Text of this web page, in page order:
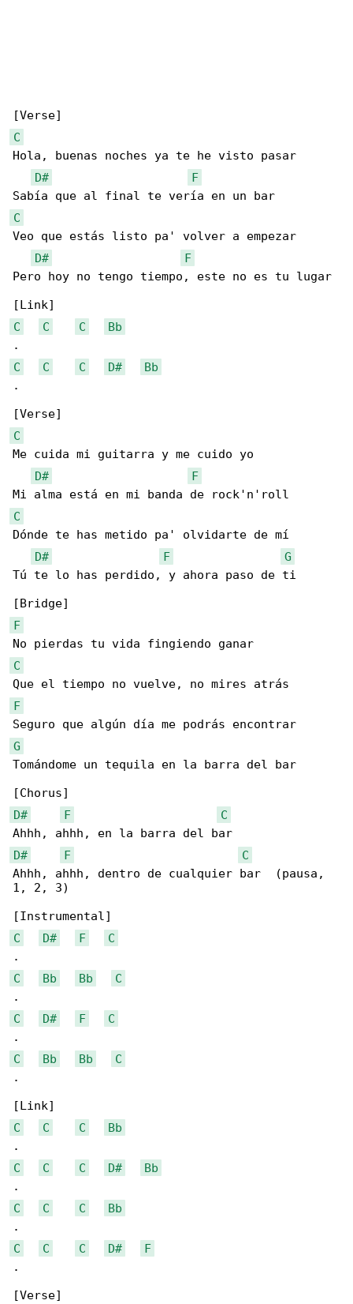
C
Hola, buenas noches ya te he visto pasar
D#
F
C
Veo que estás listo pa' volver a empezar
D#
F
Pero hoy no tengo tiempo, este no es tu lugar
C
C C
Bb
C
C C D#
Bb
.
C
Me cuida mi guitarra y me cuido yo
D#
F
C
Dónde te has metido pa' olvidarte de mí
D#
F
G
Tú te lo has perdido, y ahora paso de ti
F
C
F
G
Tomándome un tequila en la barra del bar
D#
F
C
D#
F
C
Ahhh, ahhh, dentro de cualquier bar  (pausa,
1, 2, 3)
C
D# F
C
C
Bb Bb
C
C
D# F
C
C
Bb Bb
C
.
C
C C
Bb
C
C C D#
Bb
C
C C
Bb
C
C C D#
F
.